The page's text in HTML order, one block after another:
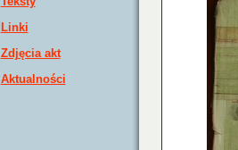
Linki
Zdjęcia akt
Aktualności